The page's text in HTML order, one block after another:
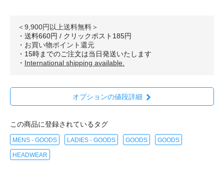
＜9,900円以上送料無料＞
・送料660円 / クリックポスト185円
・ お買い物ポイント還元
・15時までのご注文は当日発送いたします
・ International shipping available.
オプションの値段詳細
この商品に登録されているタグ
MENS - GOODS LADIES - GOODS GOODS GOODS
HEADWEAR